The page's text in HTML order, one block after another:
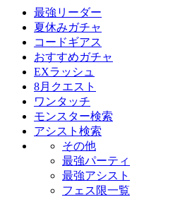
最強リーダー
夏休みガチャ
コードギアス
おすすめガチャ
EXラッシュ
8月クエスト
ワンタッチ
モンスター検索
アシスト検索
その他
最強パーティ
最強アシスト
フェス限一覧